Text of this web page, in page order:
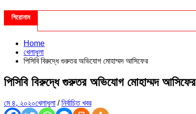
শিরোনাম
Home
খেলাধুলা
পিসিবি বিরুদ্ধে গুরুতর অভিযোগ মোহাম্মদ আসিফের
পিসিবি বিরুদ্ধে গুরুতর অভিযোগ মোহাম্মদ আসিফের
মে ৪, ২০২০খেলাধুলা /নির্বাচিত খবর